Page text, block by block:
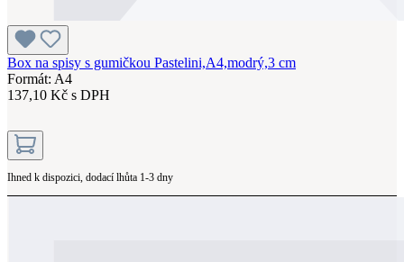
Box na spisy s gumičkou Pastelini,A4,modrý,3 cm
Formát: A4
137,10 Kč s DPH
Ihned k dispozici, dodací lhůta 1-3 dny